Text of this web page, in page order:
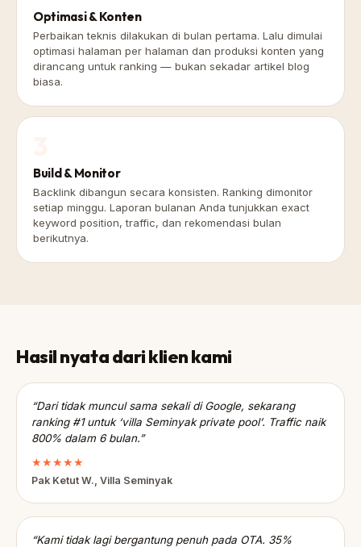
Optimasi & Konten
Perbaikan teknis dilakukan di bulan pertama. Lalu dimulai
optimasi halaman per halaman dan produksi konten yang
dirancang untuk ranking — bukan sekadar artikel blog
biasa.
Build & Monitor
Backlink dibangun secara konsisten. Ranking dimonitor
setiap minggu. Laporan bulanan Anda tunjukkan exact
keyword position, traffic, dan rekomendasi bulan
berikutnya.
Hasil nyata dari klien kami
“Dari tidak muncul sama sekali di Google, sekarang
ranking #1 untuk ‘villa Seminyak private pool’. Traffic naik
800% dalam 6 bulan.”
★★★★★
Pak Ketut W., Villa Seminyak
“Kami tidak lagi bergantung penuh pada OTA. 35%